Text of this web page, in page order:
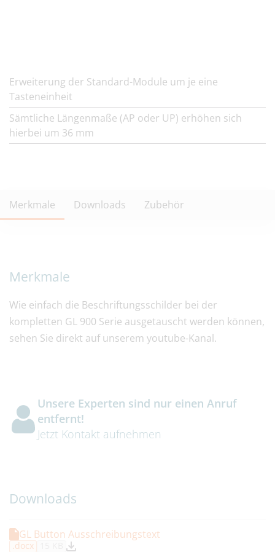
Erweiterung der Standard-Module um je eine
Tasteneinheit
Sämtliche Längenmaße (AP oder UP) erhöhen sich
hierbei um 36 mm
Merkmale Downloads Zubehör
Merkmale
Wie einfach die Beschriftungsschilder bei der
kompletten GL 900 Serie ausgetauscht werden können,
sehen Sie direkt auf unserem youtube-Kanal.
Unsere Experten sind nur einen Anruf
entfernt!
Jetzt Kontakt aufnehmen
Downloads
GL Button Ausschreibungstext
.docx